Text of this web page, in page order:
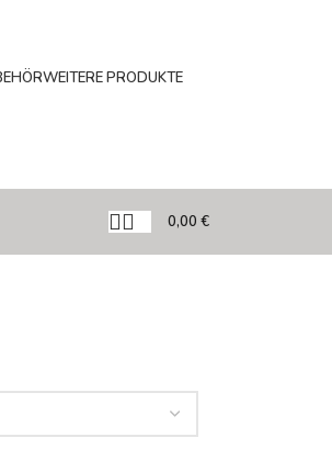
WEITERE PRODUKTE
0,00 €